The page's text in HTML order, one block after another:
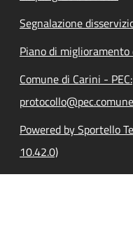
Segnalazione
Piano di miglioramento
Comune di Carini - PEC:
Powered by Sportello
10.42.0)